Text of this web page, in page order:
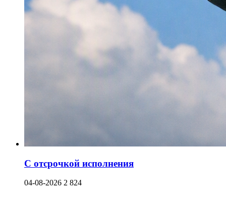
С отсрочкой исполнения
04-08-2026 2 824